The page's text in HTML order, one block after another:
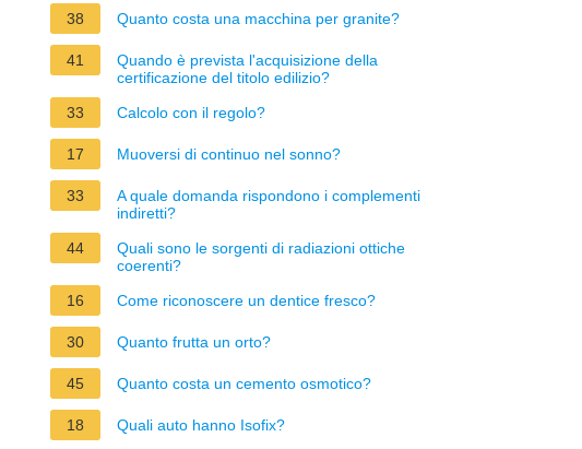
38 Quanto costa una macchina per granite?
41
Quando è prevista l'acquisizione della
certificazione del titolo edilizio?
33
Calcolo con il regolo?
17 Muoversi di continuo nel sonno?
33
A quale domanda rispondono i complementi
indiretti?
44
Quali sono le sorgenti di radiazioni ottiche
coerenti?
16
Come riconoscere un dentice fresco?
30 Quanto frutta un orto?
45 Quanto costa un cemento osmotico?
18 Quali auto hanno Isofix?